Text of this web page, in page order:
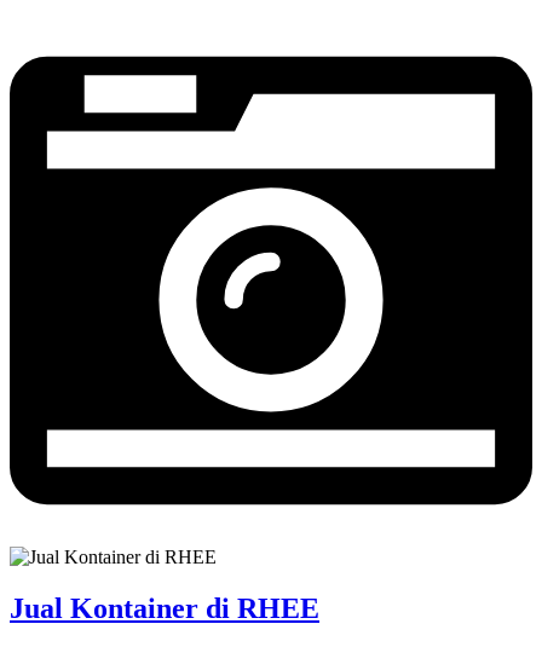
Jual Kontainer di RHEE